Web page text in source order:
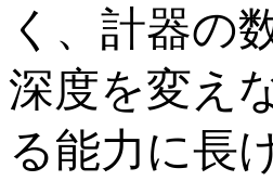
く、計器の
深度を変え
る能力に長